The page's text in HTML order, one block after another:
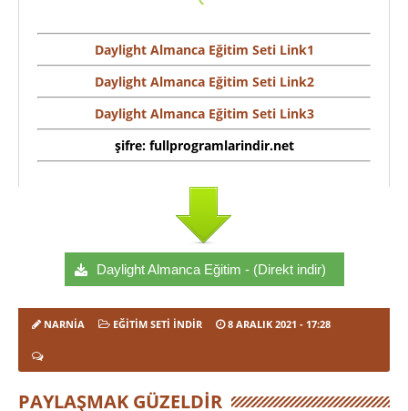
Daylight Almanca Eğitim Seti Link1
Daylight Almanca Eğitim Seti Link2
Daylight Almanca Eğitim Seti Link3
şifre: fullprogramlarindir.net
Daylight Almanca Eğitim - (Direkt indir)
NARNIA EĞITIM SETI İNDIR 8 ARALIK 2021 - 17:28
PAYLAŞMAK GÜZELDIR